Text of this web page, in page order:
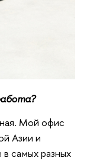
Мой офис
Азии и
самых разных